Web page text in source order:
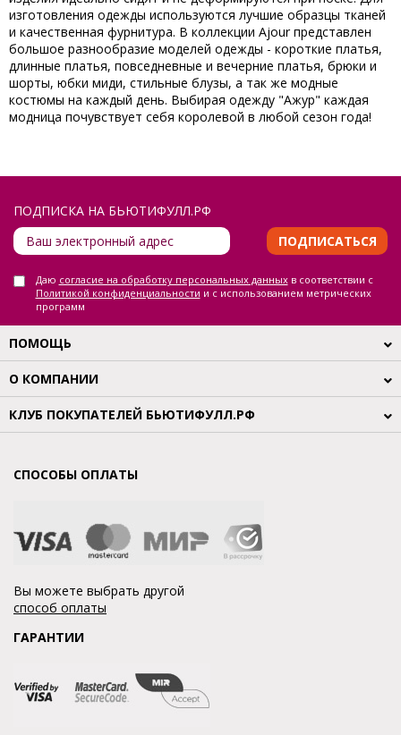
изготовления одежды используются лучшие образцы тканей
и качественная фурнитура. В коллекции Ajour представлен
большое разнообразие моделей одежды - короткие платья,
длинные платья, повседневные и вечерние платья, брюки и
шорты, юбки миди, стильные блузы, а так же модные
костюмы на каждый день. Выбирая одежду "Ажур" каждая
модница почувствует себя королевой в любой сезон года!
ПОДПИСКА НА БЬЮТИФУЛЛ.РФ
ПОДПИСАТЬСЯ
Даю согласие на обработку персональных данныхв соответствии с
Политикой конфиденциальности и с использованием метрических
программ
ПОМОЩЬ
О КОМПАНИИ
КЛУБ ПОКУПАТЕЛЕЙ БЬЮТИФУЛЛ.РФ
СПОСОБЫ ОПЛАТЫ
Вы можете выбрать другой
способ оплаты
ГАРАНТИИ